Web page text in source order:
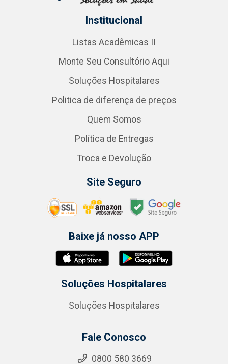
Institucional
Listas Acadêmicas II
Monte Seu Consultório Aqui
Soluções Hospitalares
Politica de diferença de preços
Quem Somos
Política de Entregas
Troca e Devolução
Site Seguro
Baixe já nosso APP
Soluções Hospitalares
Soluções Hospitalares
Fale Conosco
0800 580 3669